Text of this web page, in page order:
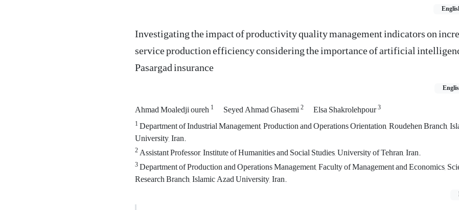
Investigating the impact of productivity quality management indicators on
service production efficiency considering the importance of artificial
Pasargad insurance
Ahmad Moaledji oureh1 Seyed Ahmad Ghasemi2 Elsa Shakrolehpour3
1Department of Industrial Management, Production and Operations Orientation, Roudehen Branch,
University, Iran.
2Assistant Professor, Institute of Humanities and Social Studies, University of Tehran, Iran.
3Department of Production and Operations Management, Faculty of Management and Economics,
Research Branch, Islamic Azad University, Iran.